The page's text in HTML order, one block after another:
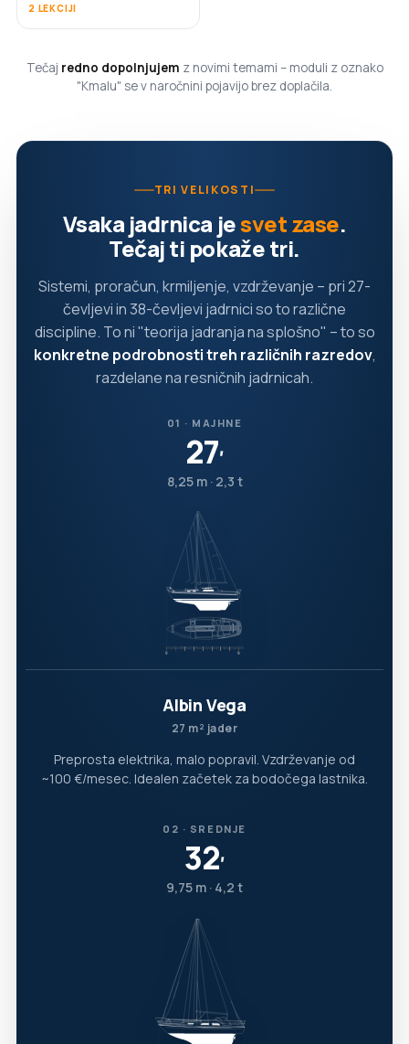
2 LEKCIJI
Tečaj redno dopolnjujem z novimi temami – moduli z oznako
"Kmalu" se v naročnini pojavijo brez doplačila.
TRI VELIKOSTI
Vsaka jadrnica jesvet zase.
Tečaj ti pokaže tri.
Sistemi, proračun, krmiljenje, vzdrževanje – pri 27-
čevljevi in 38-čevljevi jadrnici so to različne
discipline. To ni "teorija jadranja na splošno" – to so
konkretne podrobnosti treh različnih razredov,
razdelane na resničnih jadrnicah.
01 · MAJHNE
27′
8,25 m · 2,3 t
Albin Vega
27 m² jader
Preprosta elektrika, malo popravil. Vzdrževanje od
~100 €/mesec. Idealen začetek za bodočega lastnika.
02 · SREDNJE
32′
9,75 m · 4,2 t